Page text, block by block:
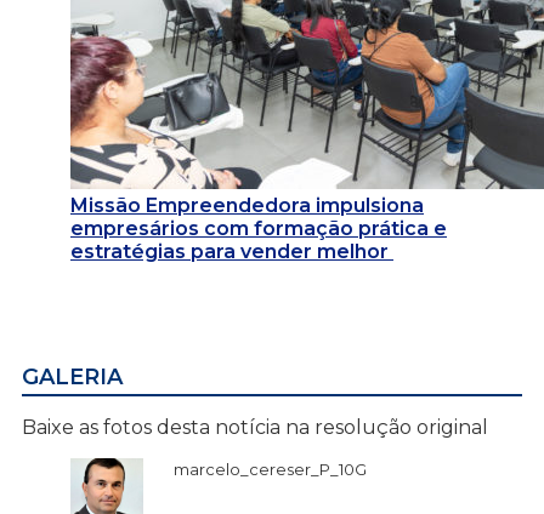
Missão Empreendedora impulsiona
empresários com formação prática e
estratégias para vender melhor
GALERIA
Baixe as fotos desta notícia na resolução original
marcelo_cereser_P_10G